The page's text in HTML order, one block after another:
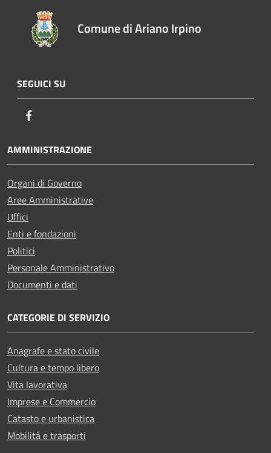
Comune di Ariano Irpino
SEGUICI SU
AMMINISTRAZIONE
Organi di Governo
Aree Amministrative
Uffici
Enti e fondazioni
Politici
Personale Amministrativo
Documenti e dati
CATEGORIE DI SERVIZIO
Anagrafe e stato civile
Cultura e tempo libero
Vita lavorativa
Imprese e Commercio
Catasto e urbanistica
Mobilità e trasporti